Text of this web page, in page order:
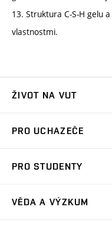
13. Struktura C-S-H gelu
vlastnostmi.
ŽIVOT NA VUT
Koleje
Sport na VUT
PRO UCHAZEČE
Dny otevřených dveří
PRO STUDENTY
VĚDA A VÝZKUM